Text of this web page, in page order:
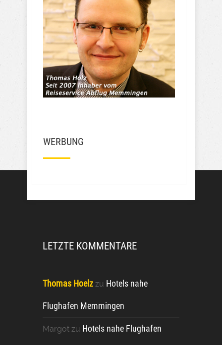
WERBUNG
LETZTE KOMMENTARE
Thomas Hoelz zu Hotels nahe
Flughafen Memmingen
Margot zu Hotels nahe Flughafen